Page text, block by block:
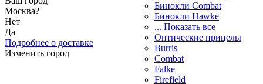
Москва?
Нет
Да
Подробнее о доставке
Изменить город
Бинокли Combat
Бинокли Hawke
... Показать все
Оптические прицелы
Burris
Combat
Falke
Firefield